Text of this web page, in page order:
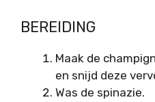
BEREIDING
Maak de
en snijd deze
Was de spinazie.